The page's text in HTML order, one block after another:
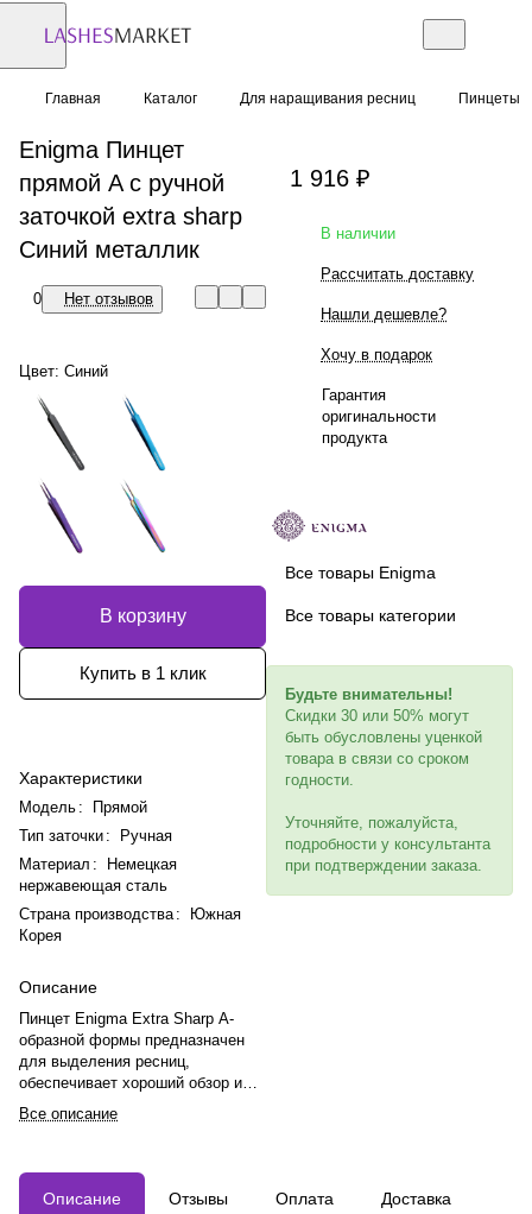
Главная Каталог Для наращивания ресниц Пинцеты
Enigma Пинцет
прямой A с ручной
заточкой extra sharp
Синий металлик
0 Нет отзывов
Цвет: Синий
В корзину
Купить в 1 клик
Характеристики
Модель :
Прямой
Тип заточки :
Ручная
Материал :
Немецкая
нержавеющая сталь
Страна производства :
Южная
Корея
Описание
Пинцет Enigma Extra Sharp A-
образной формы предназначен
для выделения ресниц,
обеспечивает хороший обзор и
подходит для мастеров,
испытывающих трудности с
заточкой, обеспечивающей
Все описание
1 916 ₽
В наличии
Рассчитать доставку
Нашли дешевле?
Хочу в подарок
Гарантия
оригинальности
продукта
Все товары Enigma
Все товары категории
Будьте внимательны!
Скидки 30 или 50% могут
быть обусловлены уценкой
товара в связи со сроком
годности.
Уточняйте, пожалуйста,
подробности у консультанта
при подтверждении заказа.
Описание Отзывы Оплата Доставка